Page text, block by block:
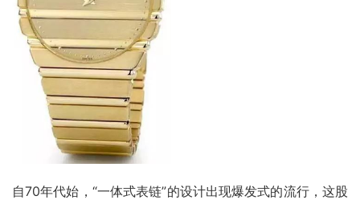
自70年代始，“一体式表链”的设计出现爆发式的流行，这股